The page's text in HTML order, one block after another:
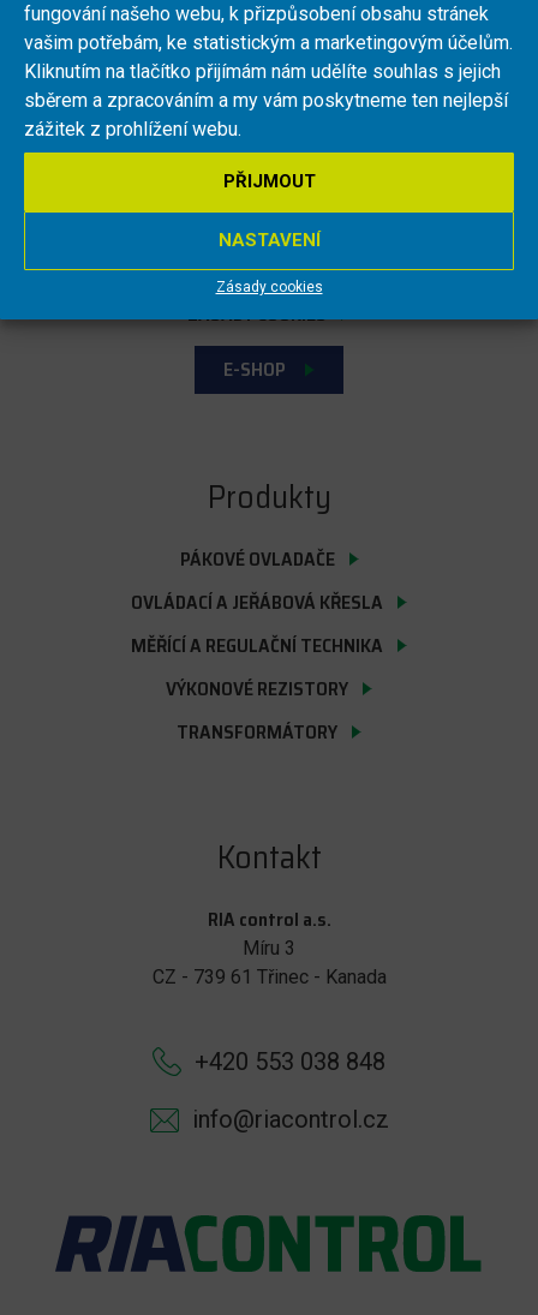
fungování našeho webu, k přizpůsobení obsahu stránek
vašim potřebám, ke statistickým a marketingovým účelům.
Kliknutím na tlačítko přijímám nám udělíte souhlas s jejich
sběrem a zpracováním a my vám poskytneme ten nejlepší
zážitek z prohlížení webu.
PŘIJMOUT
NASTAVENÍ
Zásady cookies
RIA control a.s.
O NÁS
PRO AKCIONÁŘE
SLOVNÍK POJMŮ
ZÁSADY COOKIES
E-SHOP
Produkty
PÁKOVÉ OVLADAČE
OVLÁDACÍ A JEŘÁBOVÁ KŘESLA
MĚŘÍCÍ A REGULAČNÍ TECHNIKA
VÝKONOVÉ REZISTORY
TRANSFORMÁTORY
Kontakt
RIA control a.s.
Míru 3
CZ - 739 61 Třinec - Kanada
+420 553 038 848
info@riacontrol.cz